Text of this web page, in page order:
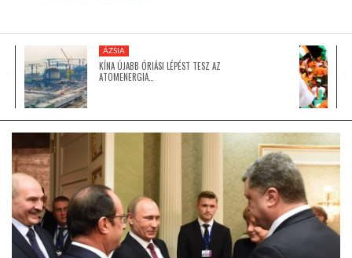
ÁZSIA
LATIN-AMERIKA
KÖZEL-KELET
ÁZSIA
KÍNA ÚJABB ÓRIÁSI LÉPÉST TESZ AZ
ATOMENERGIA…